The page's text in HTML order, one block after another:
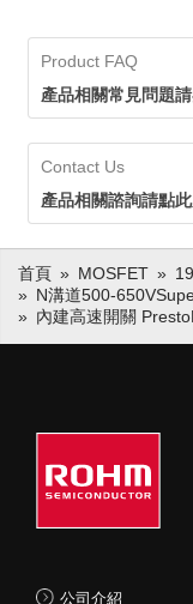
Product FAQ
產品相關常見問題請
Contact Us
產品相關諮詢請點
首頁 MOSFET
N溝道500-
內建高速開關
公司介紹